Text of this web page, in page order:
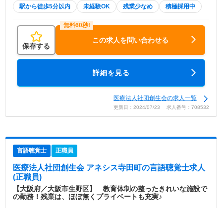
駅から徒歩5分以内 未経験OK 残業少なめ 積極採用中
保存する
この求人を問い合わせる
詳細を見る
医療法人社団創生会の求人一覧
更新日：2024/07/23 求人番号：708532
言語聴覚士 正職員
医療法人社団創生会 アネシス寺田町の言語聴覚士求人
(正職員)
【大阪府／大阪市生野区】 教育体制の整ったきれいな施設で
の勤務！残業は、ほぼ無くプライベートも充実♪